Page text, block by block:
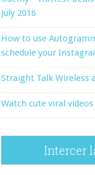
July 2016
How to use
schedule your
Straight Talk Wireless
Watch cute viral
Intercer